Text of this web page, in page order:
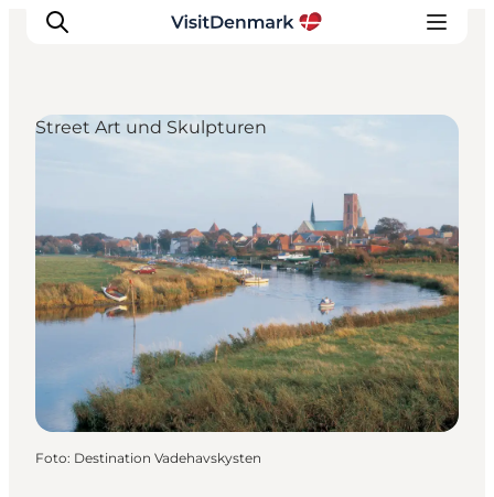
Erlebnisse
Unterkünfte
Reiseplanung
Street Art und Skulpturen
Foto: Destination Vadehavskysten